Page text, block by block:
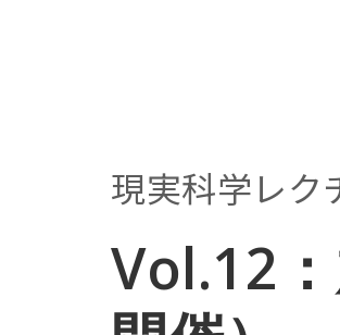
現実科学レク
Vol.12